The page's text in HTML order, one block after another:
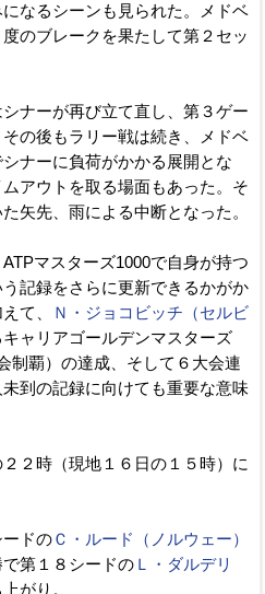
なるシーンも見られた。メドベ
のブレークを果たして第２セッ
ナーが再び立て直し、第３ゲー
の後もラリー戦は続き、メドベ
ナーに負荷がかかる展開とな
アウトを取る場面もあった。そ
矢先、雨による中断となった。
マスターズ1000で自身が持つ
記録をさらに更新できるかがか
て、
Ｎ・ジョコビッチ（セルビ
ャリアゴールデンマスターズ
制覇）の達成、そして６大会連
到の記録に向けても重要な意味
２時（現地１６日の１５時）に
ドのＣ・ルード（ノルウェー）
第１８シードの Ｌ・ダルデリ
がり。